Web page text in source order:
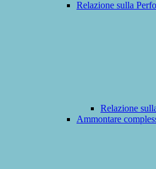
Relazione sulla
Relazione
Ammontare